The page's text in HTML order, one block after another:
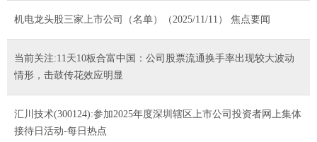
机电龙头股三家上市公司（名单）（2025/11/11） 焦点要闻
当前关注:11天10板合富中国：公司股票流通换手率出现较大波动
情形，击鼓传花效应明显
汇川技术(300124):参加2025年度深圳辖区上市公司投资者网上集体
接待日活动-每日热点